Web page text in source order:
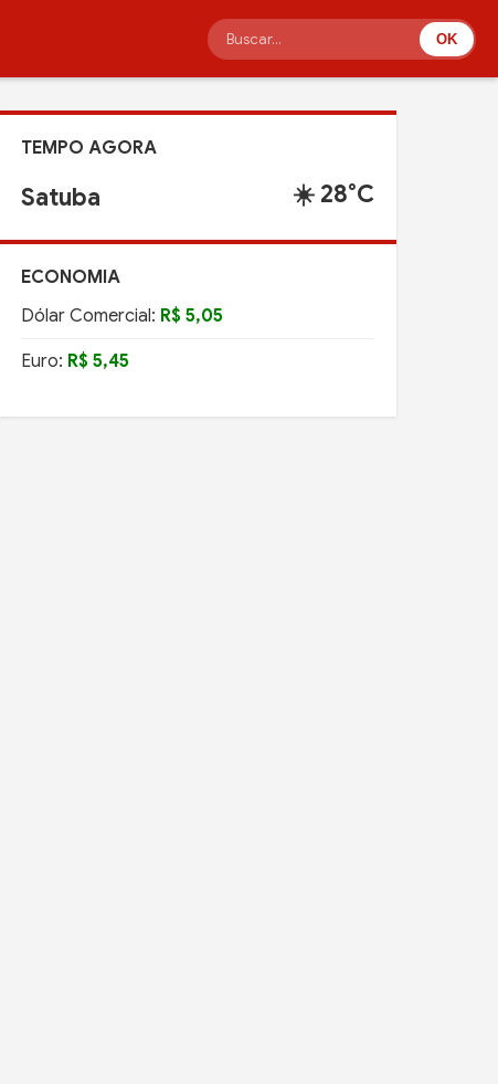
OK
TEMPO AGORA
Satuba ☀️ 28°C
ECONOMIA
Dólar Comercial: R$ 5,05
Euro: R$ 5,45